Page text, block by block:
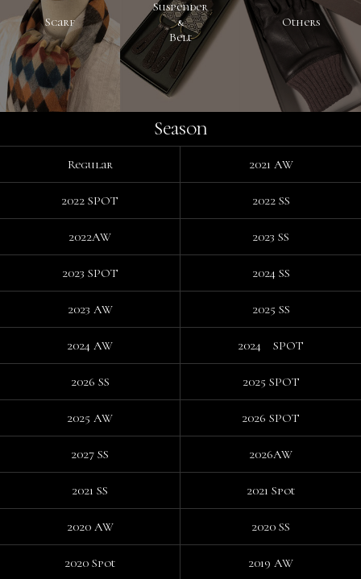
Scarf
Suspender
&
Belt
Others
Season
Regular 2021 AW
2022 SPOT 2022 SS
2022AW 2023 SS
2023 SPOT 2024 SS
2023 AW 2025 SS
2024 AW 2024 SPOT
2026 SS 2025 SPOT
2025 AW 2026 SPOT
2027 SS 2026AW
2021 SS 2021 Spot
2020 AW 2020 SS
2020 Spot 2019 AW